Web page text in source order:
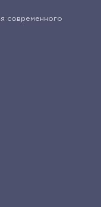
современного